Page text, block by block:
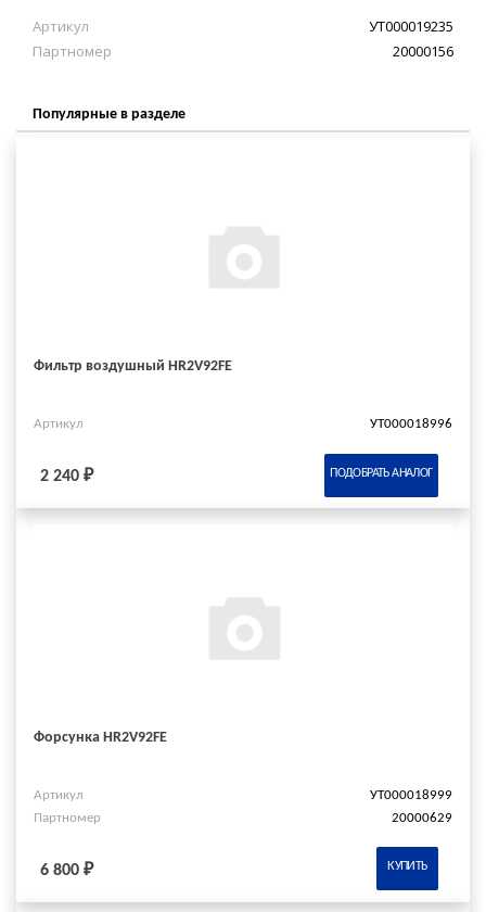
Артикул
УТ000019235
Партномер
20000156
Популярные в разделе
Фильтр воздушный HR2V92FE
Артикул УТ000018996
2 240 ₽ ПОДОБРАТЬ АНАЛОГ
Форсунка HR2V92FE
Артикул
УТ000018999
Партномер
20000629
6 800 ₽ КУПИТЬ